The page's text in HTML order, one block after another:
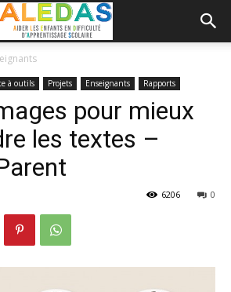
à outils Projets Enseignants Rapports
pour mieux
les textes –
0
6206